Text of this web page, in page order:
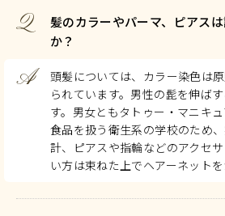
Q
髪のカラーやパーマ、ピアス
か？
A
頭髪については、カラー染色は
られています。男性の髭を伸ば
す。男女ともタトゥー・マニキ
食品を扱う衛生系の学校のため
計、ピアスや指輪などのアクセ
い方は束ねた上でヘアーネットを